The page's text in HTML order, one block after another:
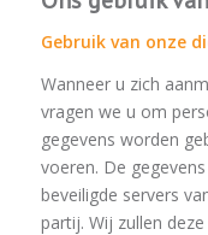
Gebruik van onze
Wanneer u zich
vragen we u om
gegevens worden
voeren. De
beveiligde servers
partij. Wij zullen